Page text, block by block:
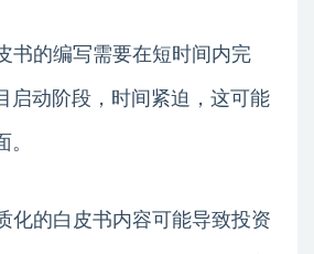
书的编写需要在短时间内完
启动阶段，时间紧迫，这可能
化的白皮书内容可能导致投资